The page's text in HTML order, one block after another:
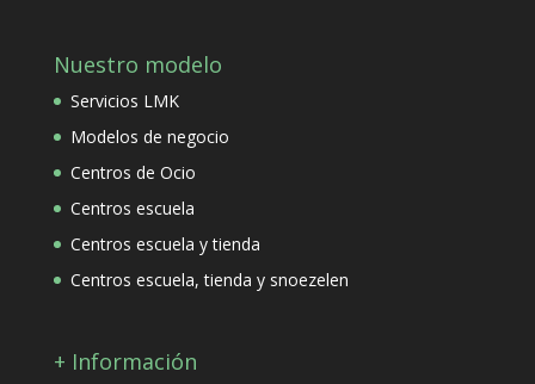
Nuestro modelo
Servicios LMK
Modelos de negocio
Centros de Ocio
Centros escuela
Centros escuela y tienda
Centros escuela, tienda y snoezelen
+ Información